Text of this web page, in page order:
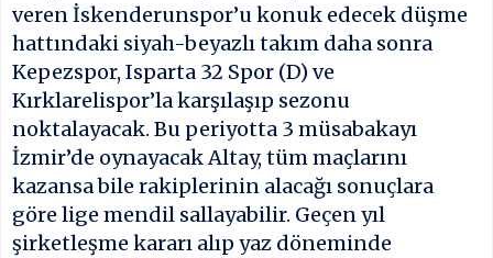
veren İskenderunspor’u konuk edecek düşme
hattındaki siyah-beyazlı takım daha sonra
Kepezspor, Isparta 32 Spor (D) ve
Kırklarelispor’la karşılaşıp sezonu
noktalayacak. Bu periyotta 3 müsabakayı
İzmir’de oynayacak Altay, tüm maçlarını
kazansa bile rakiplerinin alacağı sonuçlara
göre lige mendil sallayabilir. Geçen yıl
şirketleşme kararı alıp yaz döneminde